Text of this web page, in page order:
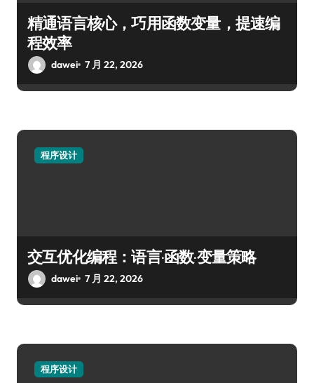
精通语言核心，巧用函数变量，提速编
程效率
dawei 7 月 22, 2026
程序设计
交互优化编程：语言·函数·变量策略
dawei 7 月 22, 2026
程序设计